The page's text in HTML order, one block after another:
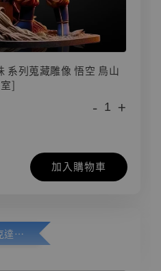
系列蒐藏雕像 悟空 鳥山
]
- +
加入購物車
加購優惠【海賊王 布魯克達摩 [7STARS Studio]】